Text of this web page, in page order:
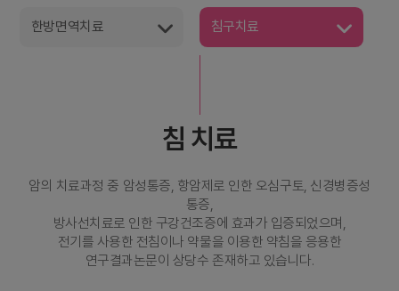
한방면역치료 침구치료
침 치료
암의 치료과정 중 암성통증, 항암제로 인한 오심구토, 신경병증성
통증,
방사선치료로 인한 구강건조증에 효과가 입증되었으며,
전기를 사용한 전침이나 약물을 이용한 약침을 응용한
연구결과논문이 상당수 존재하고 있습니다.